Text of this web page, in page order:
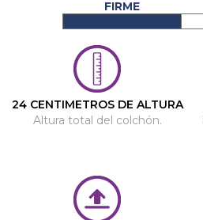
24 CENTIMETROS DE ALTURA
Altura total del colchón.